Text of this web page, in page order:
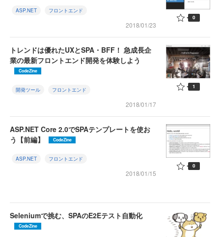
ASP.NET フロントエンド
2018/01/23
0
トレンドは優れたUXとSPA・BFF！ 急成長企
業の最新フロントエンド開発を体験しよう
CodeZine
開発ツール フロントエンド
2018/01/17
1
ASP.NET Core 2.0でSPAテンプレートを使お
う【前編】
CodeZine
ASP.NET フロントエンド
2018/01/15
0
Seleniumで挑む、SPAのE2Eテスト自動化
CodeZine